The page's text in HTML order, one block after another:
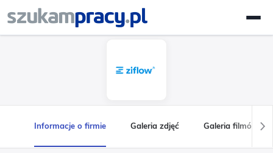
Informacje o firmie Galeria zdjęć Galeria filmów